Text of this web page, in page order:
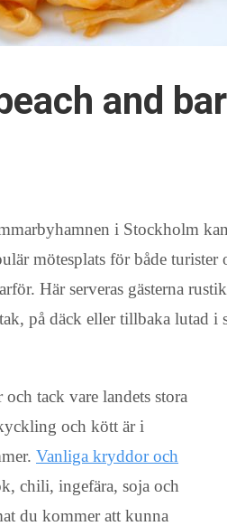
and
i Stockholm
mötesplats för både turister
Här serveras gästerna
på däck eller tillbaka lutad i
tack vare landets stora
och kött är i
Vanliga kryddor och
chili, ingefära, soja och
du kommer att kunna